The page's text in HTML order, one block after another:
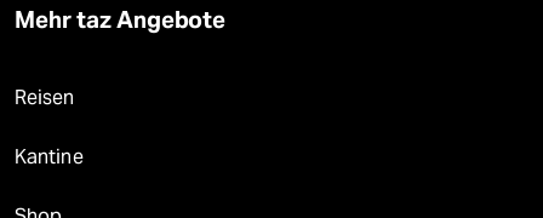
Mehr taz Angebote
Reisen
Kantine